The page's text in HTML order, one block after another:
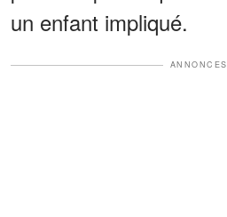
un enfant impliqué.
ANNONCES